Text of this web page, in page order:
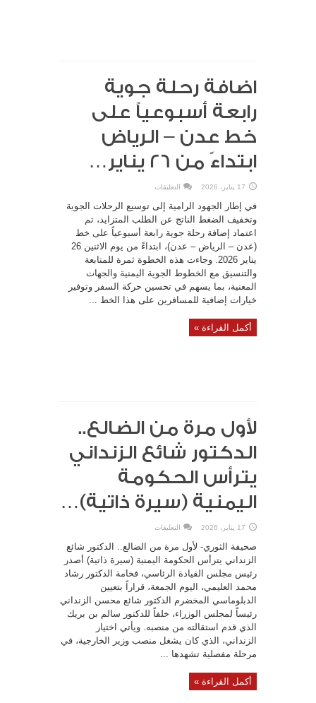
اضافة رحلة جوية
رابعة أسبوعياً على
خط عدن – الرياض
ابتداءً من 26 يناير…
17 يناير، 2026 التعليقات
جوية
رابعة
أسبوعياً
على
خط
عدن
الرياض
ابتداءً
من
26
يناير…
مغلقة
في إطار الجهود الرامية إلى توسيع الرحلات الجوية
وتخفيف الضغط الناتج عن الطلب المتزايد، تم
اعتماد إضافة رحلة جوية رابعة أسبوعياً على خط
(عدن – الرياض – عدن)، ابتداءً من يوم الاثنين 26
يناير 2026. وجاءت هذه الخطوة ثمرة للمتابعة
والتنسيق مع الخطوط الجوية اليمنية والجهات
المعنية، بما يسهم في تحسين حركة السفر وتوفير
خيارات إضافية للمسافرين على هذا الخط ...
أكمل القراءة »
لأول مرة من الضالع..
الدكتور شائع الزنداني
يترأس الحكومة
اليمنية (سيرة ذاتية)…
17 يناير، 2026 التعليقات
مرة
من
الضالع..
الدكتور
شائع
الزنداني
يترأس
الحكومة
اليمنية
(سيرة
ذاتية)
…
صحيفة الثوري- لأول مرة من الضالع.. الدكتور شائع
الزنداني يترأس الحكومة اليمنية (سيرة ذاتية) أصدر
رئيس مجلس القيادة الرئاسي، فخامة الدكتور رشاد
محمد العليمي، اليوم الجمعة، قراراً بتعيين
الدبلوماسي المخضرم الدكتور شائع محسن الزنداني
رئيساً لمجلس الوزراء، خلفاً للدكتور سالم بن بريك
الذي قدم استقالته من منصبه. ويأتي اختيار
الزنداني، الذي كان يشغل منصب وزير الخارجية، في
مرحلة مفصلية تشهدها ...
أكمل القراءة »